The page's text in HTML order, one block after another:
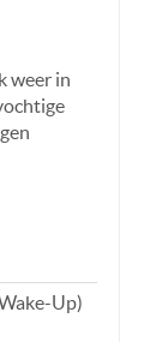
weer in
Up)